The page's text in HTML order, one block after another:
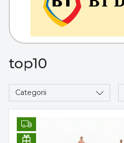
top10
Categorii